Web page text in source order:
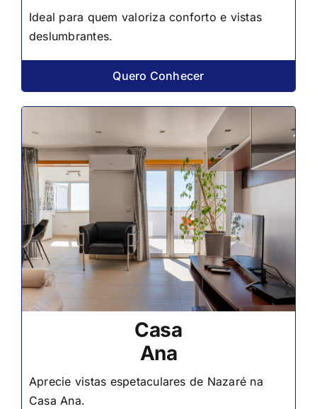
Ideal para quem valoriza conforto e vistas
deslumbrantes.
Quero Conhecer
Casa
Ana
Aprecie vistas espetaculares de Nazaré na
Casa Ana.